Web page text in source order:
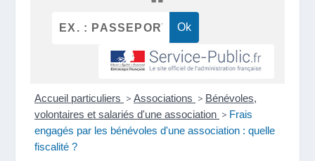
Accueil particuliers > Associations > Bénévoles,
volontaires et salariés d'une association > Frais
engagés par les bénévoles d'une association : quelle
fiscalité ?